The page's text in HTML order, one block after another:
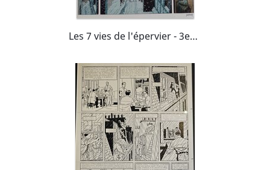
Les 7 vies de l'épervier - 3eme époque